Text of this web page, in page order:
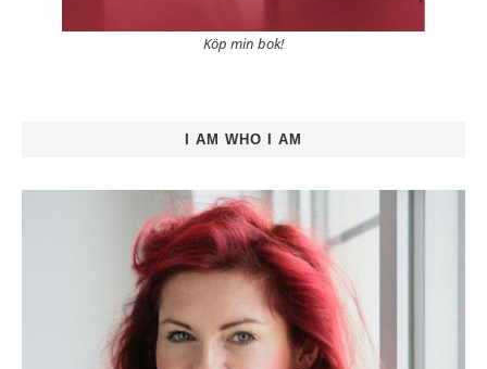
Köp min bok!
I AM WHO I AM